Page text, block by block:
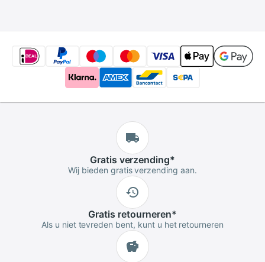
Absorberen Box
Gratis verzending*
Wij bieden gratis verzending aan.
Gratis retourneren*
Als u niet tevreden bent, kunt u het retourneren